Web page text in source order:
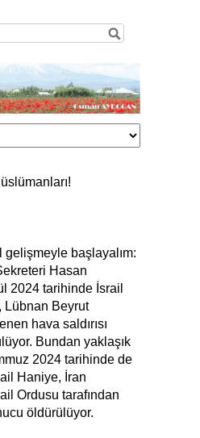
gelişmeyle başlayalım:
Hasan
2024 tarihinde İsrail
Lübnan Beyrut
hava saldırısı
Bundan yaklaşık
2024 tarihinde de
Haniye, İran
Ordusu tarafından
öldürülüyor.